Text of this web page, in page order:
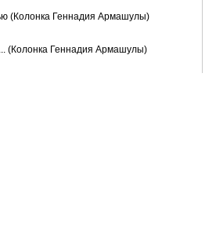
(Колонка Геннадия Армашулы)
(Колонка Геннадия Армашулы)